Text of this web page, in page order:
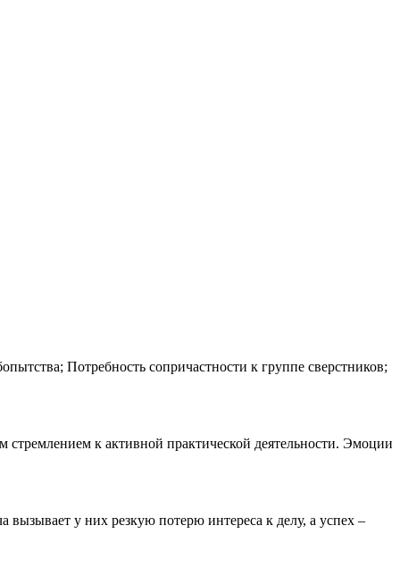
Потребность сопричастности к группе сверстников;
к активной практической деятельности. Эмоции
у них резкую потерю интереса к делу, а успех –